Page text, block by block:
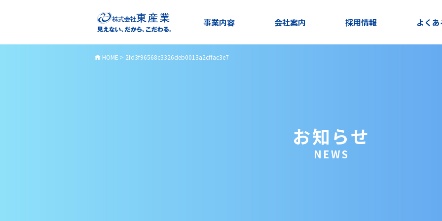
事業内容 会社案内 採用情報 よく
HOME > 2fd3f96568c3326deb0013a2cffac3e7
お知らせ
NEWS